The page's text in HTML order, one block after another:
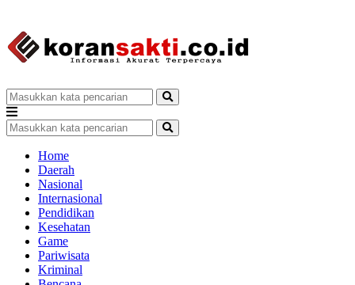
Home
Daerah
Nasional
Internasional
Pendidikan
Kesehatan
Game
Pariwisata
Kriminal